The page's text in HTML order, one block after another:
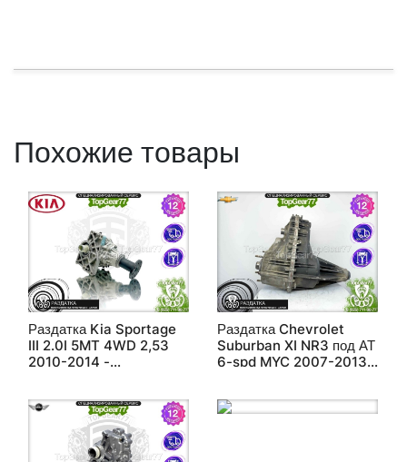
Похожие товары
Раздатка Kia Sportage
III 2.0I 5MT 4WD 2,53
2010-2014 -
Раздатка Chevrolet
Suburban XI NR3 под АТ
6-spd MYC 2007-2013 -